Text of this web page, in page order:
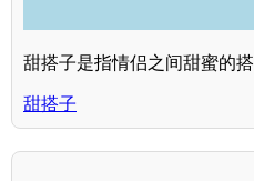
甜搭子是指情侣之间甜蜜的
甜搭子